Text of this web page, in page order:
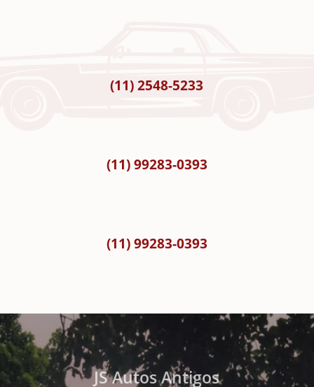
(11) 2548-5233
(11) 99283-0393
(11) 99283-0393
JS Autos Antigos